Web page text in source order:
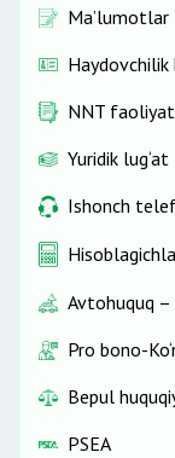
Ma’lumotlar
Haydovchilik
NNT
Yuridik lug‘at
Ishonch
Avtohuquq –
Pro bono-
Bepul
PSEA